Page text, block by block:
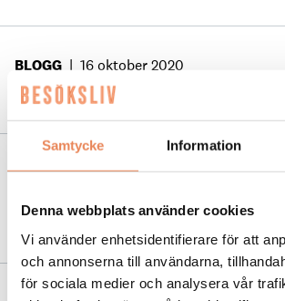
Samtycke Information
Denna webbplats använder cookies
Vi använder enhetsidentifierare för att
och annonserna till användarna,
för sociala medier och analysera vår
BLOGG | 16 oktober 2020
Om jag besökte Eriksberg
NYHETER | 21 maj 2019
Satsning på naturturism ska lyfta
internationellt